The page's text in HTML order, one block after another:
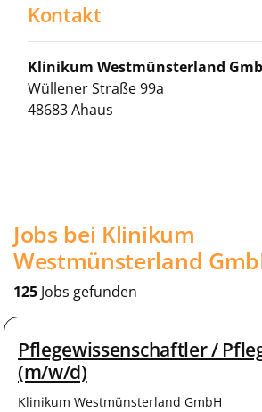
Kontakt
Klinikum Westmünsterland
Wüllener Straße 99a
48683 Ahaus
Jobs bei Klinikum
Westmünsterland
125 Jobs gefunden
Pflegewissenschaftler /
(m/w/d)
Klinikum Westmünsterland GmbH